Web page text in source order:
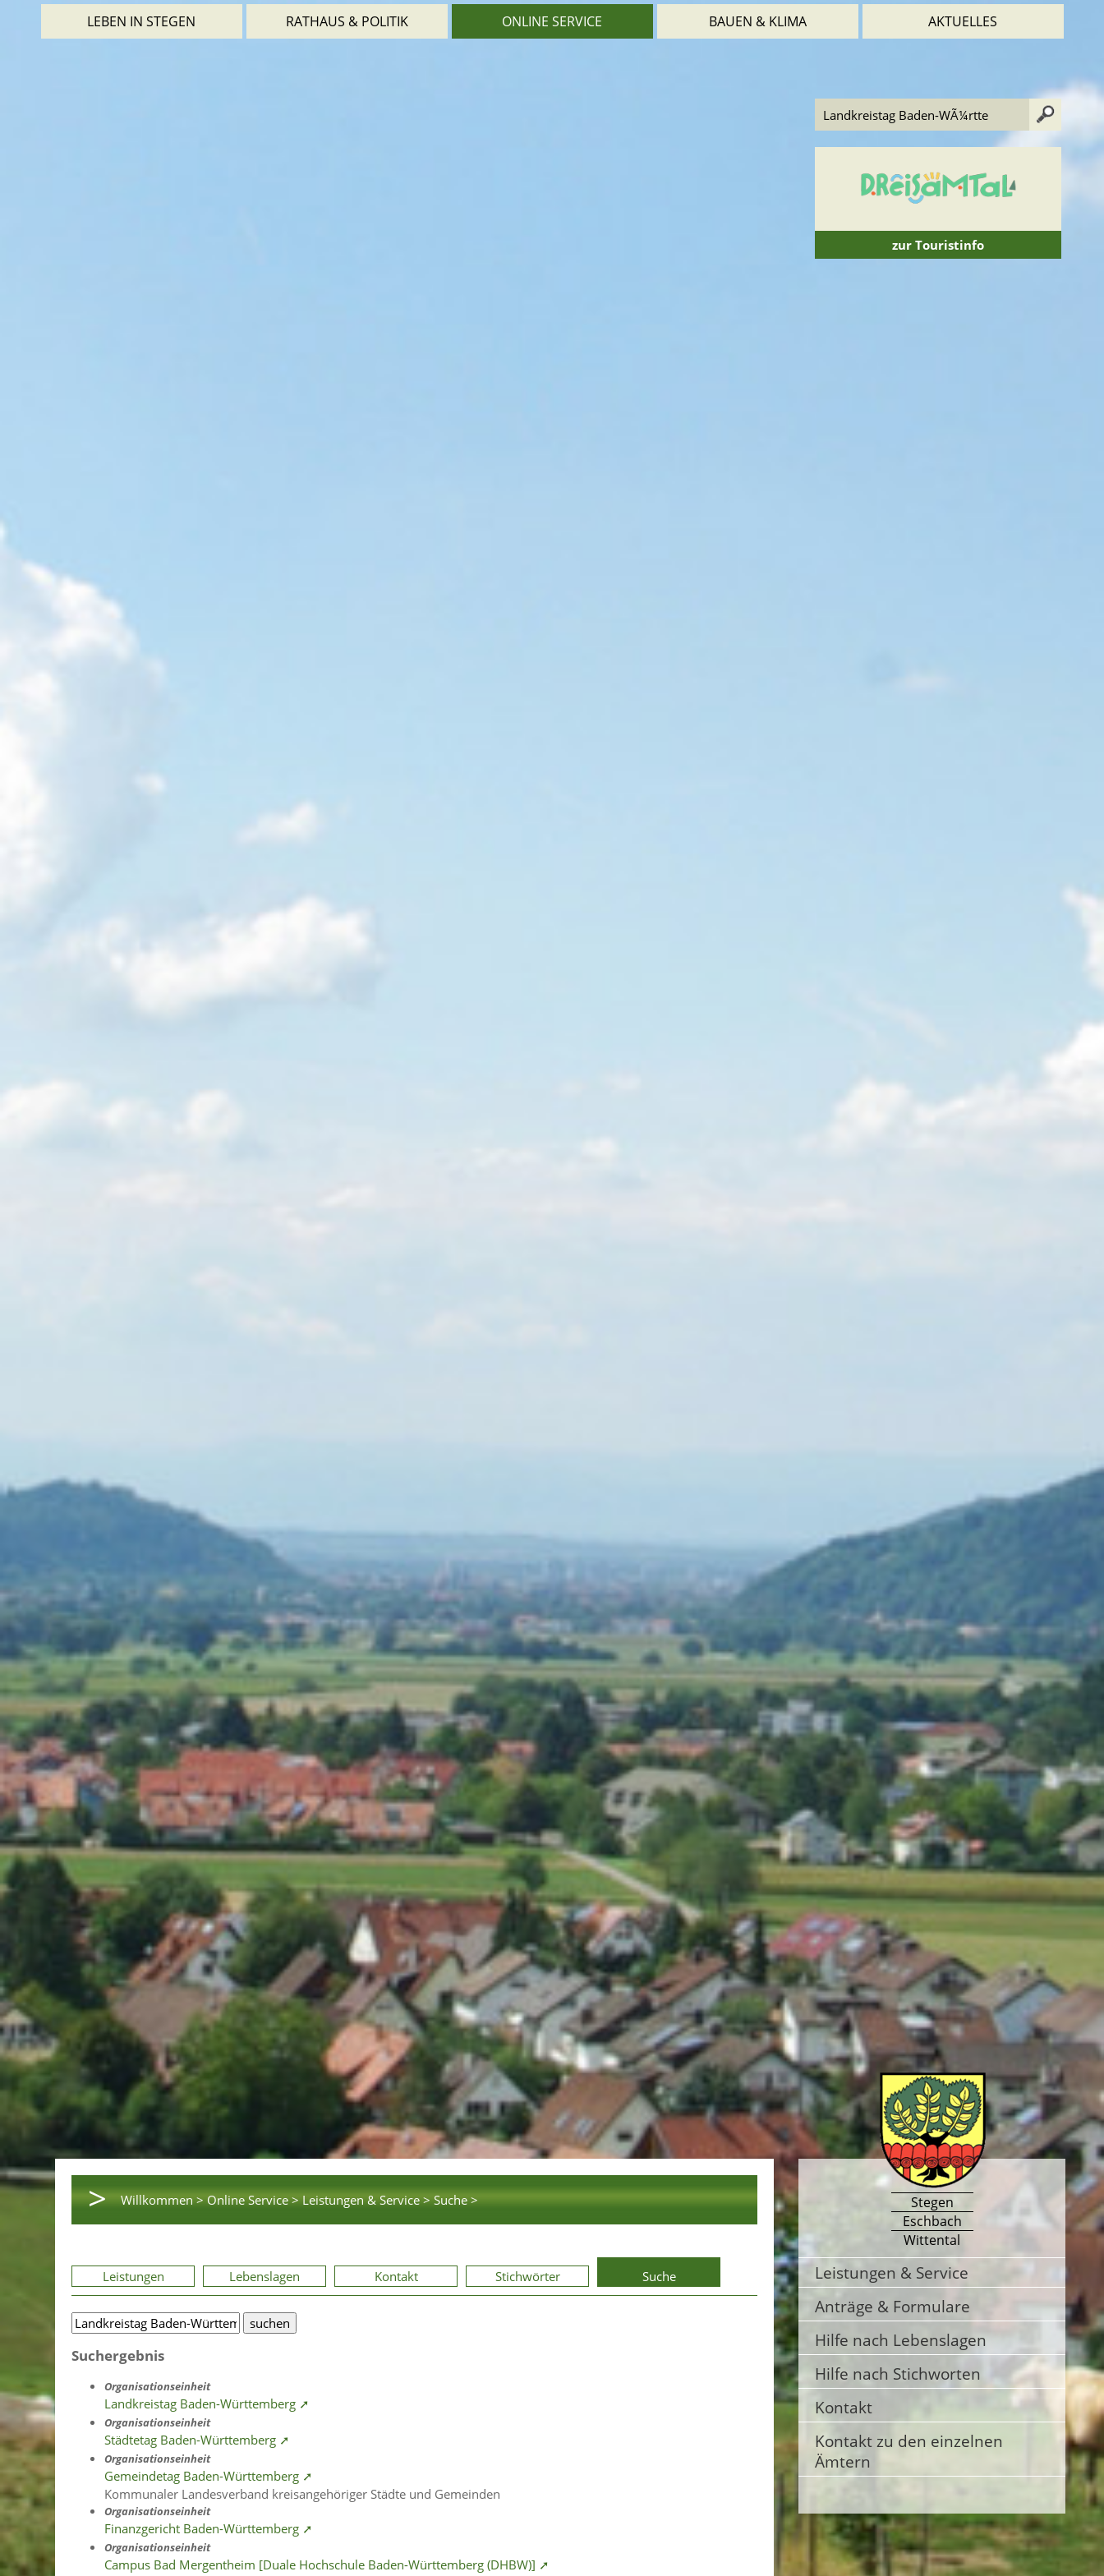
LEBEN IN STEGEN RATHAUS & POLITIK ONLINE SERVICE BAUEN & KLIMA AKTUELLES
zur Touristinfo
> Willkommen > Online Service > Leistungen & Service > Suche >
Leistungen Lebenslagen Kontakt Stichwörter Suche
Suchergebnis
Organisationseinheit
Landkreistag Baden-Württemberg ➚
Organisationseinheit
Städtetag Baden-Württemberg ➚
Organisationseinheit
Gemeindetag Baden-Württemberg ➚
Kommunaler Landesverband kreisangehöriger Städte und Gemeinden
Organisationseinheit
Finanzgericht Baden-Württemberg ➚
Organisationseinheit
Campus Bad Mergentheim [Duale Hochschule Baden-Württemberg (DHBW)] ➚
Stegen
Eschbach
Wittental
Leistungen & Service
Anträge & Formulare
Hilfe nach Lebenslagen
Hilfe nach Stichworten
Kontakt
Kontakt zu den einzelnen
Ämtern